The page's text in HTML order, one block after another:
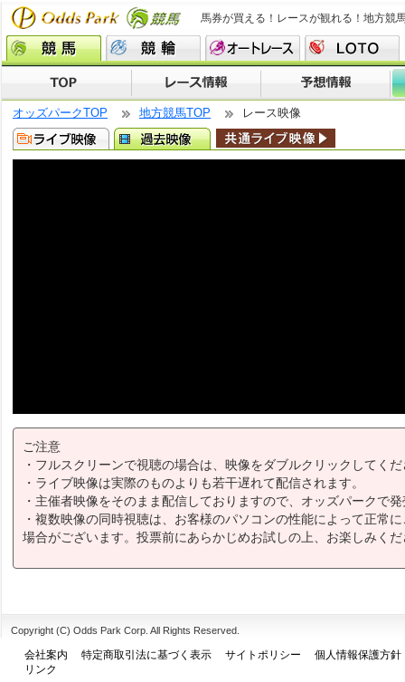
馬券が買える！レースが観れる！地方競
オッズパークTOP 地方競馬TOP レース映像
ご注意
・フルスクリーンで視聴の場合は、映像をダブルクリックしてく
・ライブ映像は実際のものよりも若干遅れて配信されます。
・主催者映像をそのまま配信しておりますので、オッズパークで
・複数映像の同時視聴は、お客様のパソコンの性能によって正常
場合がございます。投票前にあらかじめお試しの上、お楽しみく
Copyright (C) Odds Park Corp. All Rights Reserved.
会社案内 特定商取引法に基づく表示 サイトポリシー
個人情報保護方針
リンク